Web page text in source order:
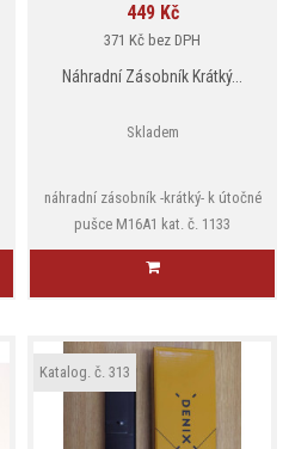
Cena
449 Kč
371 Kč bez DPH
Náhradní Zásobník Krátký...
Skladem
náhradní zásobník -krátký- k útočné
pušce M16A1 kat. č. 1133
Katalog. č. 313